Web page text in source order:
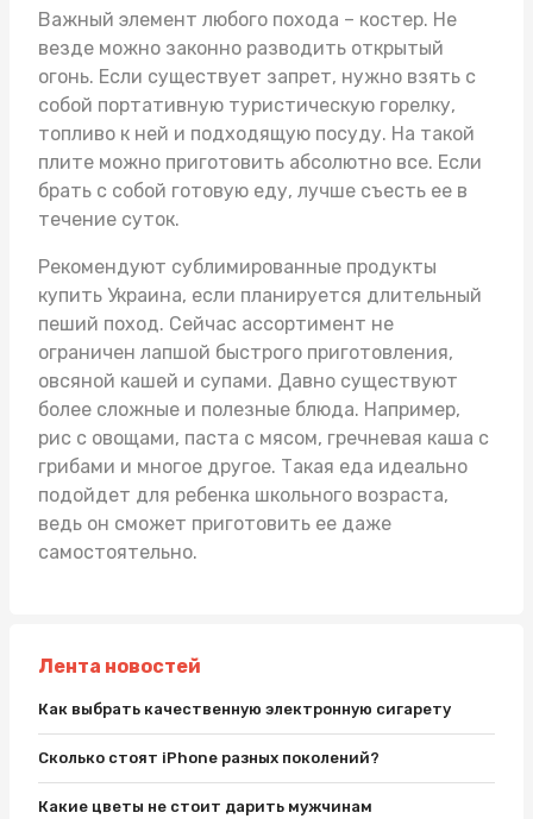
Важный элемент любого похода – костер. Не
везде можно законно разводить открытый
огонь. Если существует запрет, нужно взять с
собой портативную туристическую горелку,
топливо к ней и подходящую посуду. На такой
плите можно приготовить абсолютно все. Если
брать с собой готовую еду, лучше съесть ее в
течение суток.
Рекомендуют сублимированные продукты
купить Украина, если планируется длительный
пеший поход. Сейчас ассортимент не
ограничен лапшой быстрого приготовления,
овсяной кашей и супами. Давно существуют
более сложные и полезные блюда. Например,
рис с овощами, паста с мясом, гречневая каша с
грибами и многое другое. Такая еда идеально
подойдет для ребенка школьного возраста,
ведь он сможет приготовить ее даже
самостоятельно.
Лента новостей
Как выбрать качественную электронную сигарету
Сколько стоят iPhone разных поколений?
Какие цветы не стоит дарить мужчинам